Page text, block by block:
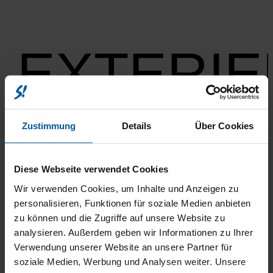
Zustimmung Details Über Cookies
Diese Webseite verwendet Cookies
Wir verwenden Cookies, um Inhalte und Anzeigen zu
personalisieren, Funktionen für soziale Medien anbieten
zu können und die Zugriffe auf unsere Website zu
analysieren. Außerdem geben wir Informationen zu Ihrer
Verwendung unserer Website an unsere Partner für
soziale Medien, Werbung und Analysen weiter. Unsere
ABS
Not­brems­as­sis­tent
Trak­ti­ons­kon­trol­le
Kata­ly­sa­tor
Star­t/­Stopp-Auto­ma­tik
Außen­spie­gel beheiz­bar
Bord­com­pu­ter
Elektr. Fens­ter­he­ber